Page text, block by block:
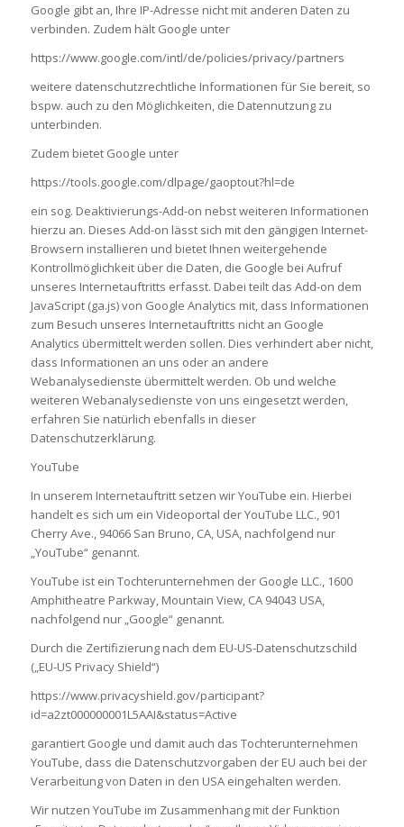
Google gibt an, Ihre IP-Adresse nicht mit anderen Daten zu
verbinden. Zudem hält Google unter
https://www.google.com/intl/de/policies/privacy/partners
weitere datenschutzrechtliche Informationen für Sie bereit, so
bspw. auch zu den Möglichkeiten, die Datennutzung zu
unterbinden.
Zudem bietet Google unter
https://tools.google.com/dlpage/gaoptout?hl=de
ein sog. Deaktivierungs-Add-on nebst weiteren Informationen
hierzu an. Dieses Add-on lässt sich mit den gängigen Internet-
Browsern installieren und bietet Ihnen weitergehende
Kontrollmöglichkeit über die Daten, die Google bei Aufruf
unseres Internetauftritts erfasst. Dabei teilt das Add-on dem
JavaScript (ga.js) von Google Analytics mit, dass Informationen
zum Besuch unseres Internetauftritts nicht an Google
Analytics übermittelt werden sollen. Dies verhindert aber nicht,
dass Informationen an uns oder an andere
Webanalysedienste übermittelt werden. Ob und welche
weiteren Webanalysedienste von uns eingesetzt werden,
erfahren Sie natürlich ebenfalls in dieser
Datenschutzerklärung.
YouTube
In unserem Internetauftritt setzen wir YouTube ein. Hierbei
handelt es sich um ein Videoportal der YouTube LLC., 901
Cherry Ave., 94066 San Bruno, CA, USA, nachfolgend nur
„YouTube“ genannt.
YouTube ist ein Tochterunternehmen der Google LLC., 1600
Amphitheatre Parkway, Mountain View, CA 94043 USA,
nachfolgend nur „Google“ genannt.
Durch die Zertifizierung nach dem EU-US-Datenschutzschild
(„EU-US Privacy Shield“)
https://www.privacyshield.gov/participant?
id=a2zt000000001L5AAI&status=Active
garantiert Google und damit auch das Tochterunternehmen
YouTube, dass die Datenschutzvorgaben der EU auch bei der
Verarbeitung von Daten in den USA eingehalten werden.
Wir nutzen YouTube im Zusammenhang mit der Funktion